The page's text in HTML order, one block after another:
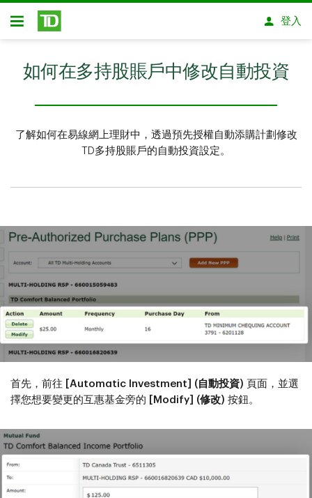
略過進入主要內容
開放式房屋貸款
登入
如何在多持股賬戶中修改自動投資
了解如何在易線網上理財中，透過預先授權自動添購計劃修改
TD多持股賬戶的自動投資設定。
首先，前往 [Automatic Investment] (自動投資) 頁面，並選
擇您想要變更的互惠基金旁的 [Modify] (修改) 按鈕。